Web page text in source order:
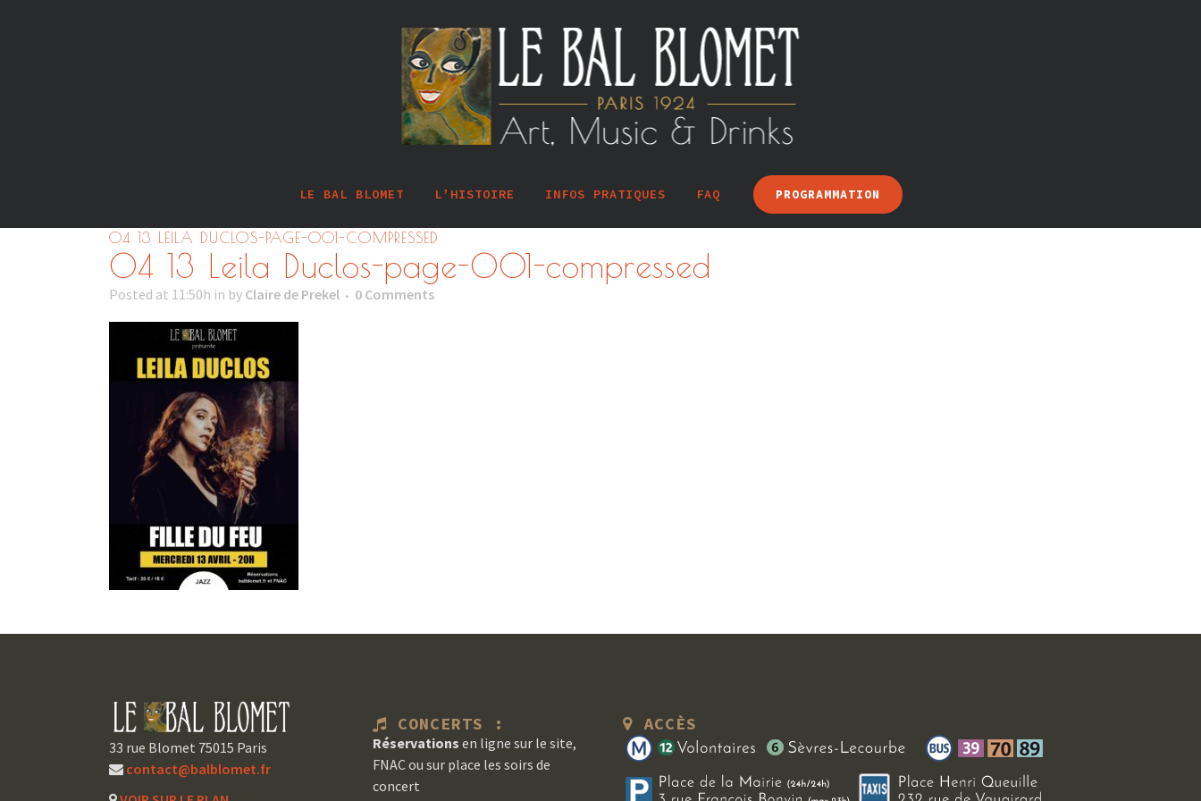
LE BAL BLOMET L’HISTOIRE INFOS PRATIQUES FAQ PROGRAMMATION
04 13 LEILA DUCLOS-PAGE-001-COMPRESSED
04 13 Leila Duclos-page-001-compressed
Posted at 11:50h in by Claire de Prekel 0 Comments
33 rue Blomet 75015 Paris
contact@balblomet.fr
CONCERTS :
Réservations en ligne sur le site,
FNAC ou sur place les soirs de
concert
ACCÈS